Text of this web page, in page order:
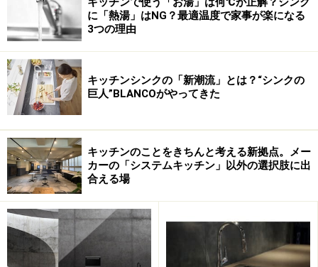
然木と石材を上手く組み合わせています。
無垢の天然石ワークトップに彫り込まれた浅いシンク。
キッチンデザインを超えたキッチンと呼ぶ理由をお分か
りいただけたでしょうか？
次ページでは、実際のショールーム写真と概算の価格を
ご紹介します。驚かないでくださいよ！
■毎週発行！！無料「キッチンメルマガ」をぜひご購読ください■
キッチンに関わる様々な情報を発信しています。
こちらから登録
できますので、よろしく！
に「熱湯」はNG？最適温度で家事が楽になる
3つの理由
キッチンシンクの「新潮流」とは？“シンクの
巨人”BLANCOがやってきた
キッチンのことをきちんと考える新拠点。メー
カーの「システムキッチン」以外の選択肢に出
合える場